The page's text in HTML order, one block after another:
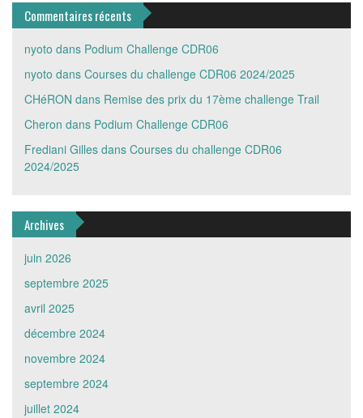
Commentaires récents
nyoto dans Podium Challenge CDR06
nyoto dans Courses du challenge CDR06 2024/2025
CHéRON dans Remise des prix du 17ème challenge Trail
Cheron dans Podium Challenge CDR06
Frediani Gilles dans Courses du challenge CDR06
2024/2025
Archives
juin 2026
septembre 2025
avril 2025
décembre 2024
novembre 2024
septembre 2024
juillet 2024